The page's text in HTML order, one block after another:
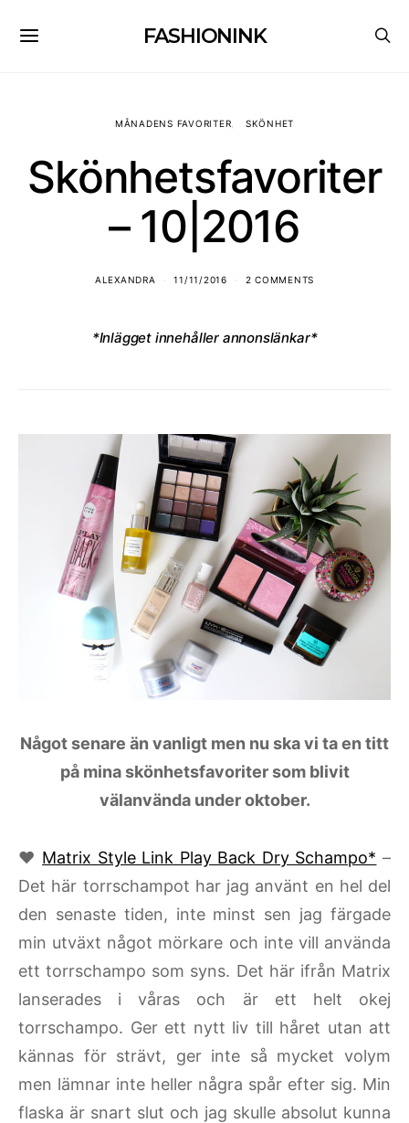
FASHIONINK
MÅNADENS FAVORITER SKÖNHET
Skönhetsfavoriter
– 10|2016
ALEXANDRA 11/11/2016 2 COMMENTS
*Inlägget innehåller annonslänkar*
Något senare än vanligt men nu ska vi ta en titt
på mina skönhetsfavoriter som blivit
välanvända under oktober.
♥ Matrix Style Link Play Back Dry Schampo* –
Det här torrschampot har jag använt en hel del
den senaste tiden, inte minst sen jag färgade
min utväxt något mörkare och inte vill använda
ett torrschampo som syns. Det här ifrån Matrix
lanserades i våras och är ett helt okej
torrschampo. Ger ett nytt liv till håret utan att
kännas för strävt, ger inte så mycket volym
men lämnar inte heller några spår efter sig. Min
flaska är snart slut och jag skulle absolut kunna